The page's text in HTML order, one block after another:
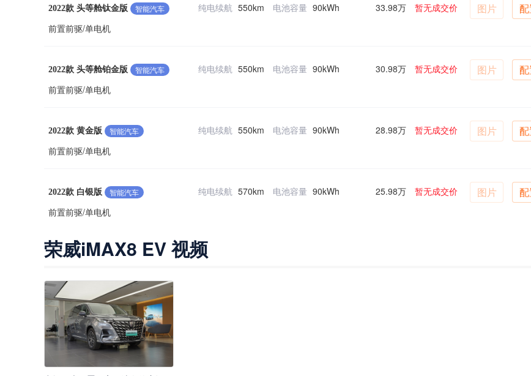
2022款 头等舱钛金版 智能汽车
前置前驱/单电机
纯电续航 550km 电池容量 90kWh 33.98万 暂无成交价 图片
2022款 头等舱铂金版 智能汽车
前置前驱/单电机
纯电续航 550km 电池容量 90kWh 30.98万 暂无成交价 图片
2022款 黄金版 智能汽车
前置前驱/单电机
纯电续航 550km 电池容量 90kWh 28.98万 暂无成交价 图片
2022款 白银版 智能汽车
前置前驱/单电机
纯电续航 570km 电池容量 90kWh 25.98万 暂无成交价 图片
荣威iMAX8 EV 视频